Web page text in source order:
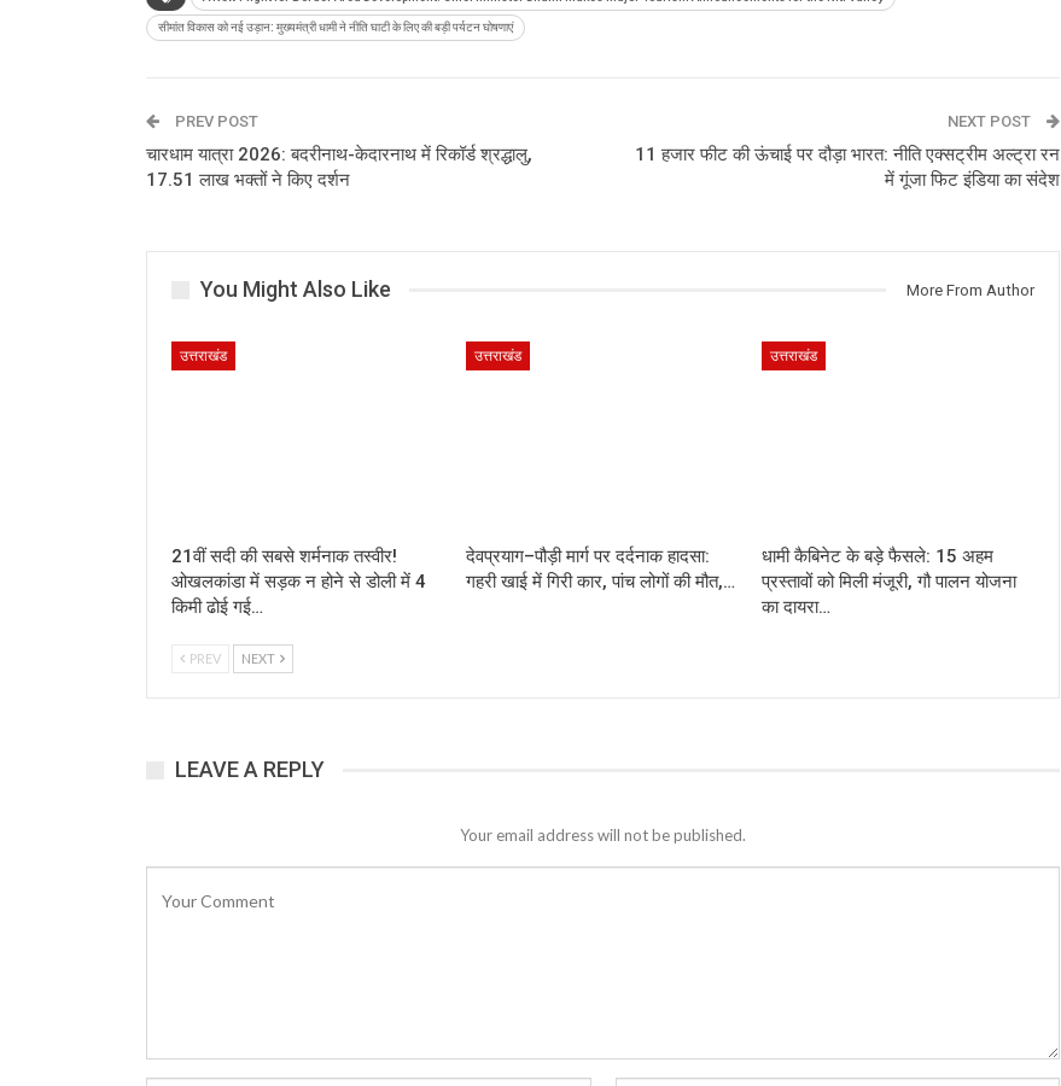
सीमांत विकास को नई उड़ान: मुख्यमंत्री धामी ने नीति घाटी के लिए की बड़ी पर्यटन घोषणाएं
PREV POST
चारधाम यात्रा 2026: बदरीनाथ-केदारनाथ में रिकॉर्ड श्रद्धालु,
17.51 लाख भक्तों ने किए दर्शन
NEXT POST
11 हजार फीट की ऊंचाई पर दौड़ा भारत: नीति एक्सट्रीम अल्ट्रा रन
में गूंजा फिट इंडिया का संदेश
You Might Also Like More From Author
उत्तराखंड
21वीं सदी की सबसे शर्मनाक तस्वीर!
ओखलकांडा में सड़क न होने से डोली में 4
किमी ढोई गई…
उत्तराखंड
देवप्रयाग–पौड़ी मार्ग पर दर्दनाक हादसा:
गहरी खाई में गिरी कार, पांच लोगों की मौत,…
उत्तराखंड
धामी कैबिनेट के बड़े फैसले: 15 अहम
प्रस्तावों को मिली मंजूरी, गौ पालन योजना
का दायरा…
PREV NEXT
LEAVE A REPLY
Your email address will not be published.